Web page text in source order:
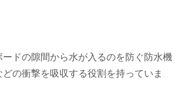
ードの隙間から水が入るのを防ぐ防水機
の衝撃を吸収する役割を持っていま